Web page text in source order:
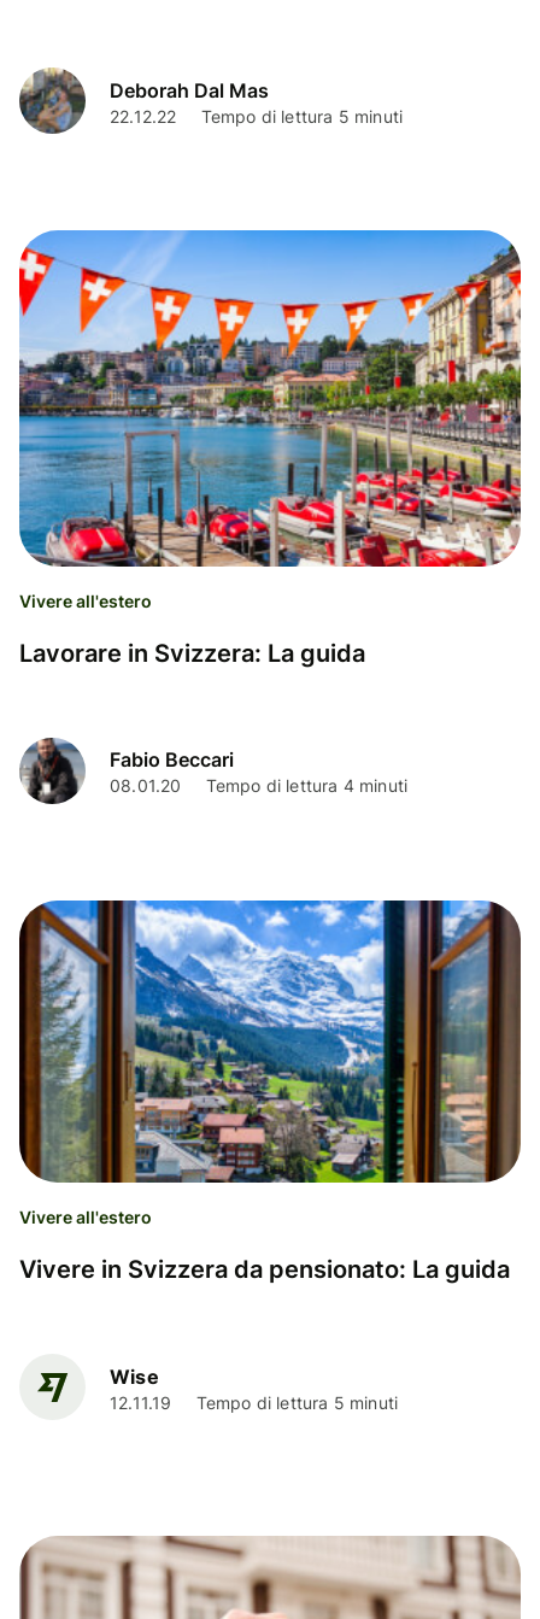
Deborah Dal Mas
22.12.22 Tempo di lettura 5 minuti
Vivere all'estero
Lavorare in Svizzera: La guida
Fabio Beccari
08.01.20 Tempo di lettura 4 minuti
Vivere all'estero
Vivere in Svizzera da pensionato: La guida
Wise
12.11.19 Tempo di lettura 5 minuti